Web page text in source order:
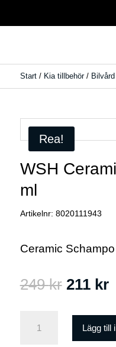
Start/ Kia tillbehör/ Bilvård
Rea!
WSH
ml
Artikelnr: 8020111943
Ceramic Schampo
249kr Det
priset
var:
211 kr
Lägg till